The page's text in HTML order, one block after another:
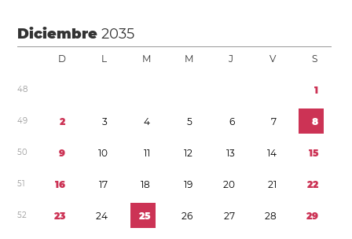
Diciembre2035
D L M M J V S
48 1
49 2 3 4 5 6 7 8
50 9 10 11 12 13 14 15
51 16 17 18 19 20 21 22
52 23 24 25 26 27 28 29